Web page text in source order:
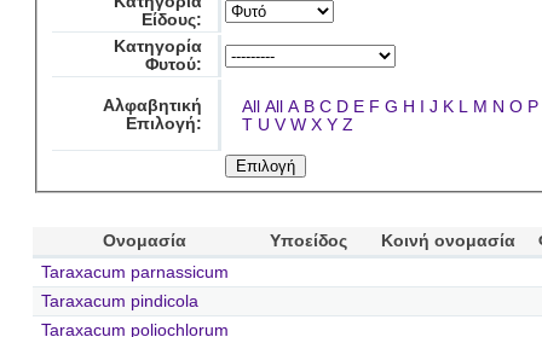
Είδους:
Κατηγορία
Φυτού:
Αλφαβητική
Επιλογή:
All All A B C D E F G H I J K L M N O P
T U V W X Y Z
Ονομασία Υποείδος Κοινή ονομασία
Taraxacum parnassicum
Taraxacum pindicola
Taraxacum poliochlorum